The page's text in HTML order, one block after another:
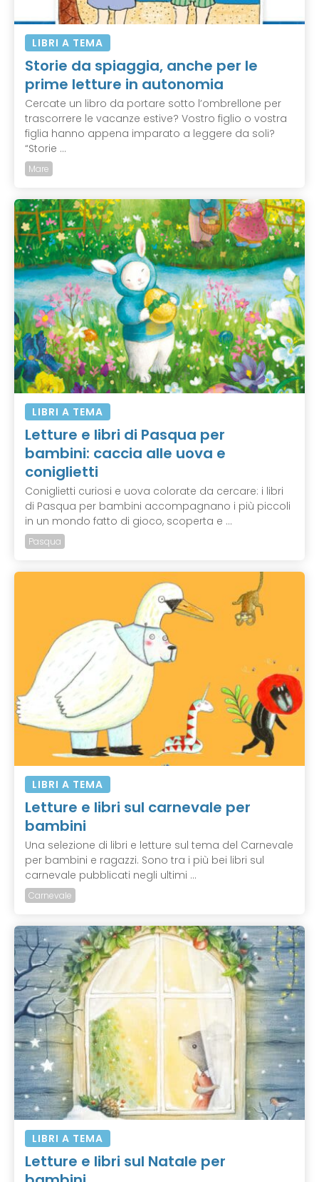
LIBRI A TEMA
Storie da spiaggia, anche per le
prime letture in autonomia
Cercate un libro da portare sotto l’ombrellone per
trascorrere le vacanze estive? Vostro figlio o vostra
figlia hanno appena imparato a leggere da soli?
“Storie ...
Mare
LIBRI A TEMA
Letture e libri di Pasqua per
bambini: caccia alle uova e
coniglietti
Coniglietti curiosi e uova colorate da cercare: i libri
di Pasqua per bambini accompagnano i più piccoli
in un mondo fatto di gioco, scoperta e ...
Pasqua
LIBRI A TEMA
Letture e libri sul carnevale per
bambini
Una selezione di libri e letture sul tema del Carnevale
per bambini e ragazzi. Sono tra i più bei libri sul
carnevale pubblicati negli ultimi ...
Carnevale
LIBRI A TEMA
Letture e libri sul Natale per